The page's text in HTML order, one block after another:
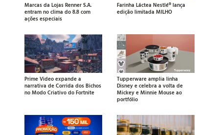
Marcas da Lojas Renner S.A.
entram no clima do 8.8 com
ações especiais
Farinha Láctea Nestlé® lança
edição limitada MILHO
Prime Video expande a
narrativa de Corrida dos Bichos
no Modo Criativo do Fortnite
Tupperware amplia linha
Disney e celebra a volta de
Mickey e Minnie Mouse ao
portfólio